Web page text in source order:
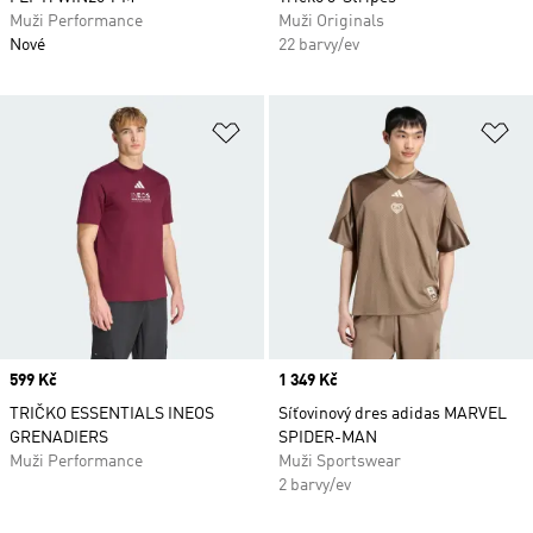
Muži Performance
Nové
Muži Originals
22 barvy/ev
Přidat do seznamu přání
Price
599 Kč
TRIČKO ESSENTIALS INEOS
GRENADIERS
Muži Performance
Price
1 349 Kč
Síťovinový dres adidas MARVEL
SPIDER-MAN
Muži Sportswear
2 barvy/ev